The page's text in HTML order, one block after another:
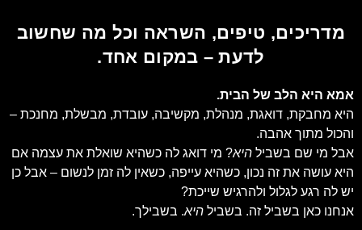
מדריכים, טיפים, השראה וכל מה שחשוב
לדעת – במקום אחד.
אמא היא הלב של הבית.
היא מחבקת, דואגת, מנהלת, מקשיבה, עובדת, מבשלת, מחנכת –
והכול מתוך אהבה.
אבל מי שם בשביל היא? מי דואג לה כשהיא שואלת את עצמה אם
היא עושה את זה נכון, כשהיא עייפה, כשאין לה זמן לנשום – אבל כן
יש לה רגע לגלול ולהרגיש שייכת?
אנחנו כאן בשביל זה. בשביל היא. בשבילך.